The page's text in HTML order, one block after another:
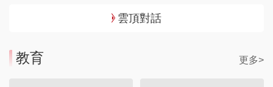
雲頂對話
教育 更多>